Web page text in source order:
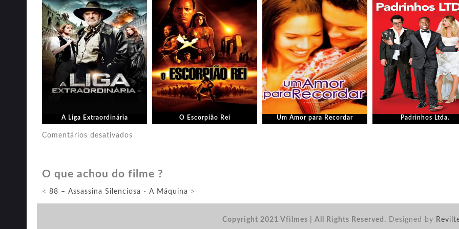
A Liga Extraordinária O Escorpião Rei Um Amor para Recordar Padrinhos Ltda.
Comentários desativados
O que achou do filme ?
< 88 – Assassina Silenciosa - A Máquina >
Copyright 2021 Vfilmes | All Rights Reserved. Designed by